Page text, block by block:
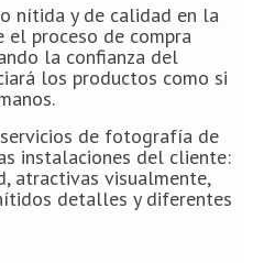
nítida y de calidad en la
proceso de compra
la confianza del
los productos como si
de fotografía de
instalaciones del cliente:
atractivas visualmente,
detalles y diferentes